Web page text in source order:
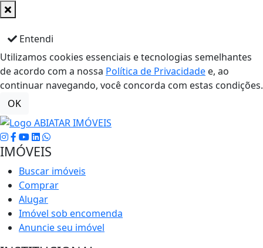
Entendi
Utilizamos cookies essenciais e tecnologias semelhantes
de acordo com a nossa Política de Privacidade e, ao
continuar navegando, você concorda com estas condições.
OK
IMÓVEIS
Buscar imóveis
Comprar
Alugar
Imóvel sob encomenda
Anuncie seu imóvel